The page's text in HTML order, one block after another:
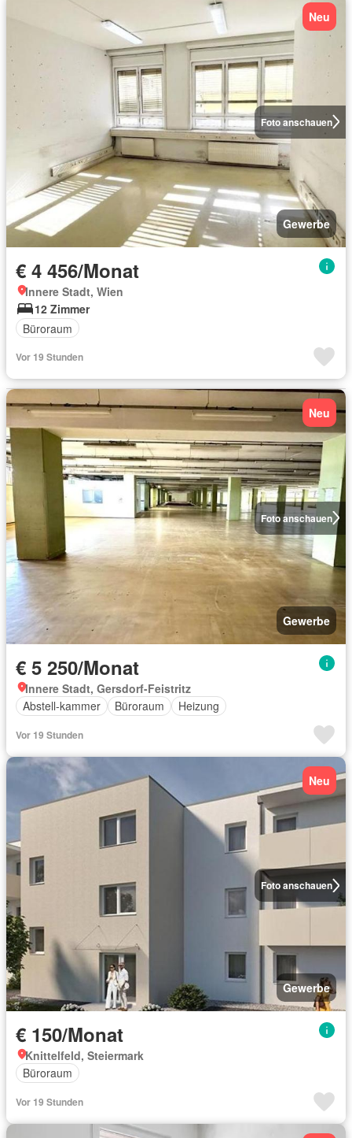
Foto anschauen
Neu
Gewerbe
€ 4 456/Monat
Innere Stadt, Wien
12 Zimmer
Büroraum
Vor 19 Stunden
Foto anschauen
Neu
Gewerbe
€ 5 250/Monat
Innere Stadt, Gersdorf-Feistritz
Abstell-kammer
Büroraum Heizung
Vor 19 Stunden
Foto anschauen
Neu
Gewerbe
€ 150/Monat
Knittelfeld, Steiermark
Büroraum
Vor 19 Stunden